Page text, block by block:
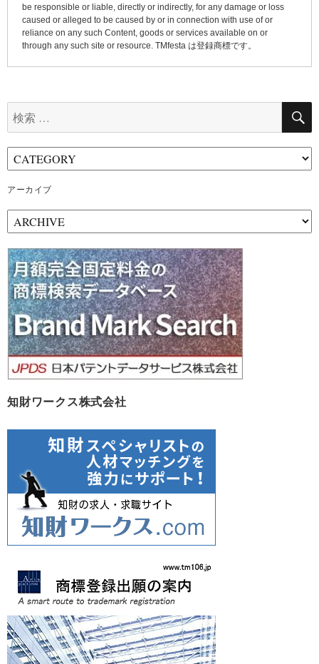
be responsible or liable, directly or indirectly, for any damage or loss
caused or alleged to be caused by or in connection with use of or
reliance on any such Content, goods or services available on or
through any such site or resource. TMfesta は登録商標です。
索:
アーカイブ
ー
カ
イ
ブ
知財ワークス株式会社